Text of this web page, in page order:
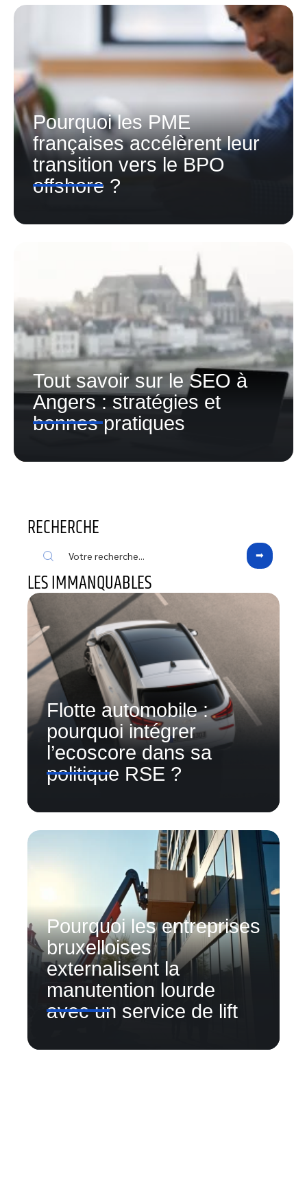
Pourquoi les PME
françaises accélèrent leur
transition vers le BPO
offshore ?
Tout savoir sur le SEO à
Angers : stratégies et
bonnes pratiques
RECHERCHE
LES IMMANQUABLES
Flotte automobile :
pourquoi intégrer
l’ecoscore dans sa
politique RSE ?
Pourquoi les entreprises
bruxelloises
externalisent la
manutention lourde
avec un service de lift